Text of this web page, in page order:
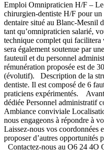
Emploi Omnipraticien H/F –
chirurgien-dentiste H/F pour un
dentaire situé au Blanc-Mesnil
tant qu’omnipraticien salarié,
technique complet qui
sera également soutenue par
fauteuil et du personnel
rémunération proposée est de
(évolutif). Description de la
dentiste. Il est composé de 6
praticiens expérimentés.
dédiée Personnel administratif
Ambiance conviviale
nous engageons à répondre à
Laissez-nous vos coordonnées
proposer d’autres opportunités
Contactez-nous au O6 24 4O